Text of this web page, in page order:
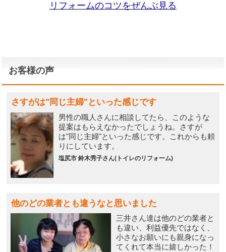
リフォームのコツをぜんぶ見る
お客様の声
さすがは"同じ主婦"といった感じです
男性の職人さんに相談してたら、このような
提案はもらえなかったでしょうね。さすが
は"同じ主婦"といった感じです。これからも頼
りにしています。
塩尻市 鈴木秀子さん(トイレのリフォーム)
他のどの業者とも違うなと思いました
三井さん達は他のどの業者と
も違い、利益優先ではなく、
小さなお願いにも親身になっ
てくれて本当に嬉しかった！